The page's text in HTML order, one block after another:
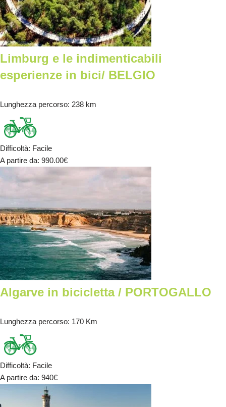
Limburg e le indimenticabili
esperienze in bici/ BELGIO
Lunghezza percorso: 238 km
Difficoltà: Facile
A partire da: 990.00€
Algarve in bicicletta / PORTOGALLO
Lunghezza percorso: 170 Km
Difficoltà: Facile
A partire da: 940€